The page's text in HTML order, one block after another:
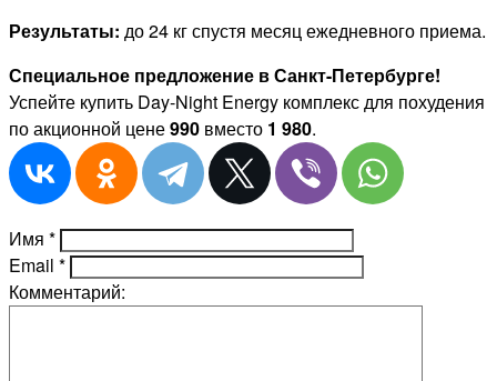
Результаты: до 24 кг спустя месяц ежедневного приема.
Специальное предложение в Санкт-Петербурге!
Успейте купить Day-Night Energy комплекс для похудения
по акционной цене990 вместо 1 980.
Имя *
Email *
Комментарий: